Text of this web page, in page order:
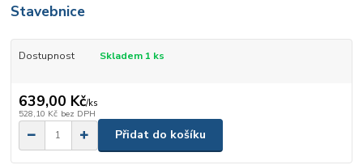
Stavebnice
Dostupnost Skladem 1 ks
639,00 Kč/ks
528,10 Kč bez DPH
Přidat do košíku